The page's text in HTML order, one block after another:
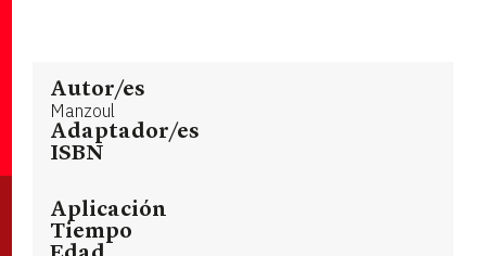
Autor/es
Manzoul
Adaptador/es
ISBN
Aplicación
Tiempo